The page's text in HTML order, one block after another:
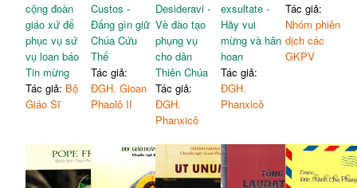
cộng đoàn
giáo xứ để
phục vụ sứ
vụ loan báo
Tin mừng
Tác giả: Bộ
Giáo Sĩ
Custos -
Đấng gìn giữ
Chúa Cứu
Thế
Tác giả:
ĐGH. Gioan
Phaolô II
Desideravi -
Về đào tạo
phụng vụ
cho dân
Thiên Chúa
Tác giả:
ĐGH.
Phanxicô
exsultate -
Hãy vui
mừng và hân
hoan
Tác giả:
ĐGH.
Phanxicô
Tác giả:
Nhóm phiên
dịch các
GKPV